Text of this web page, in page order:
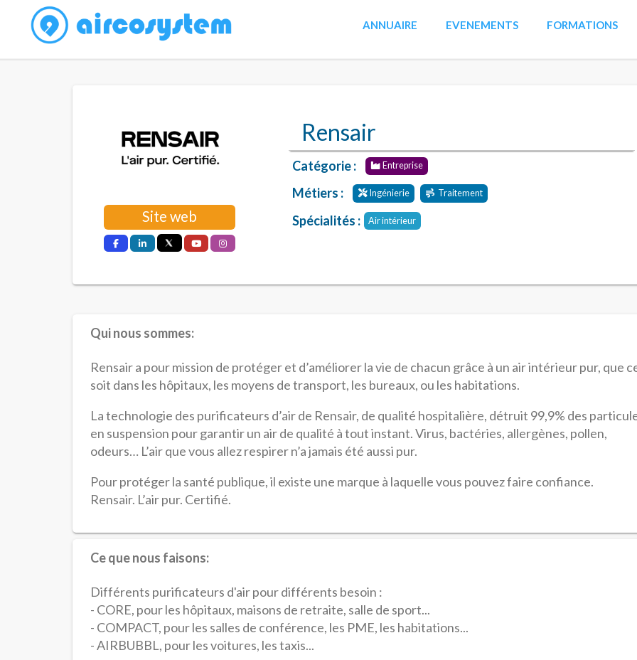
ANNUAIRE EVENEMENTS FORMATIONS
Site web
Rensair
Catégorie : Entreprise
Métiers : Ingénierie Traitement
Spécialités : Air intérieur
Qui nous sommes:
Rensaira pour mission de protéger et d’améliorer la vie de chacun grâce à un air intérieur pur, que
soit dans les hôpitaux, les moyens de transport, les bureaux, ou les habitations.
La technologie des purificateurs d’air de Rensair, de qualité hospitalière, détruit 99,9% des
en suspension pour garantir un air de qualité à tout instant. Virus, bactéries, allergènes, pollen,
odeurs… L’air que vous allez respirer n’a jamais été aussi pur.
Pour protéger la santé publique, il existe une marque à laquelle vous pouvez faire confiance.
Rensair. L’air pur. Certifié.
Ce que nous faisons:
Différents purificateurs d'air pour différents besoin :
- CORE, pour les hôpitaux, maisons de retraite, salle de sport...
- COMPACT, pour les salles de conférence, les PME, les habitations...
- AIRBUBBL, pour les voitures, les taxis...